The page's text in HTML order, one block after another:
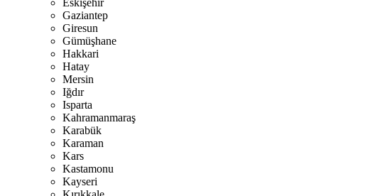
Eskişehir
Gaziantep
Giresun
Gümüşhane
Hakkari
Hatay
Mersin
Iğdır
Isparta
Kahramanmaraş
Karabük
Karaman
Kars
Kastamonu
Kayseri